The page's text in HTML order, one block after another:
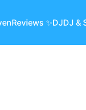
Reviews ✨DJDJ &